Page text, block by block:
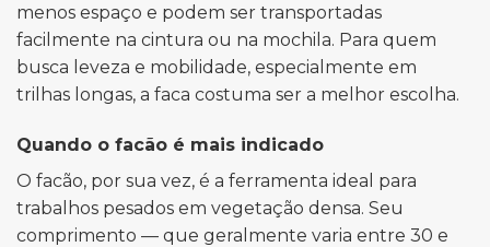
menos espaço e podem ser transportadas
facilmente na cintura ou na mochila. Para quem
busca leveza e mobilidade, especialmente em
trilhas longas, a faca costuma ser a melhor escolha.
Quando o facão é mais indicado
O facão, por sua vez, é a ferramenta ideal para
trabalhos pesados em vegetação densa. Seu
comprimento — que geralmente varia entre 30 e